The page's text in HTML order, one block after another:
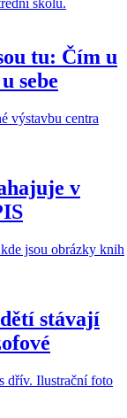
tu: Čím u
sebe
v
stávají